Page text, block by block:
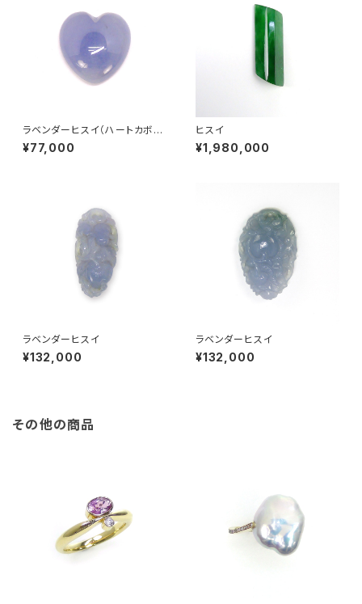
ラベンダーヒスイ（ハートカボシ
ョンカット）
¥77,000
ヒスイ
¥1,980,000
ラベンダーヒスイ
¥132,000
ラベンダーヒスイ
¥132,000
その他の商品